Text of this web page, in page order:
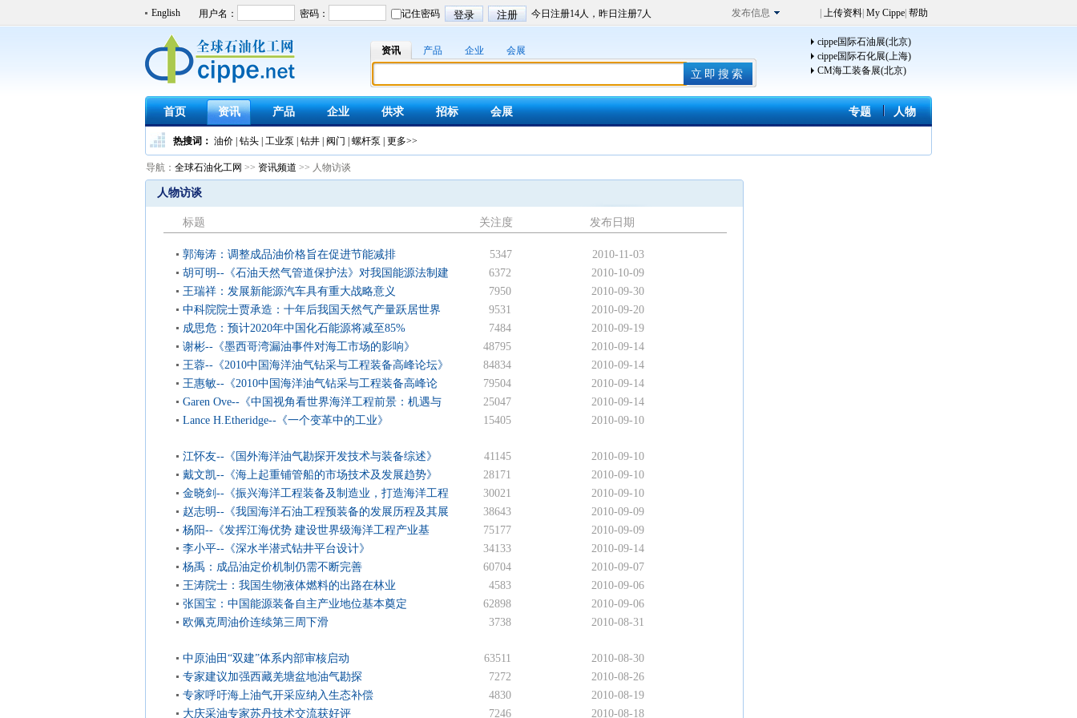
English 发布信息 上传资料 My Cippe 帮助
资讯 产品 企业 会展
cippe国际石油展(北京)
cippe国际石化展(上海)
CM海工装备展(北京)
首页 资讯 产品 企业 供求 招标 会展 专题 人物
热搜词： 油价| 钻头| 工业泵 钻井| 阀门 螺杆泵 更多>>
导航： 全球石油化工网 >> 资讯频道 >> 人物访谈
人物访谈
标题 关注度 发布日期
2010-11-03
5347
郭海涛：调整成品油价格旨在促进节能减排
2010-10-09
6372
胡可明--《石油天然气管道保护法》对我国能源法制建
设意义深远
2010-09-30
7950
王瑞祥：发展新能源汽车具有重大战略意义
2010-09-20
9531
中科院院士贾承造：十年后我国天然气产量跃居世界
前五
2010-09-19
7484
成思危：预计2020年中国化石能源将减至85%
2010-09-14
48795
谢彬--《墨西哥湾漏油事件对海工市场的影响》
2010-09-14
84834
王蓉--《2010中国海洋油气钻采与工程装备高峰论坛》
致词
2010-09-14
79504
王惠敏--《2010中国海洋油气钻采与工程装备高峰论
坛》致词
2010-09-14
25047
Garen Ove--《中国视角看世界海洋工程前景：机遇与
挑...
2010-09-10
15405
Lance H.Etheridge--《一个变革中的工业》
2010-09-10
41145
江怀友--《国外海洋油气勘探开发技术与装备综述》
2010-09-10
28171
戴文凯--《海上起重铺管船的市场技术及发展趋势》
2010-09-10
30021
金晓剑--《振兴海洋工程装备及制造业，打造海洋工程
装备强国》
2010-09-09
38643
赵志明--《我国海洋石油工程预装备的发展历程及其展
望》
2010-09-09
75177
杨阳--《发挥江海优势 建设世界级海洋工程产业基
地》
2010-09-14
34133
李小平--《深水半潜式钻井平台设计》
2010-09-07
60704
杨禹：成品油定价机制仍需不断完善
2010-09-06
4583
王涛院士：我国生物液体燃料的出路在林业
2010-09-06
62898
张国宝：中国能源装备自主产业地位基本奠定
2010-08-31
3738
欧佩克周油价连续第三周下滑
2010-08-30
63511
中原油田“双建”体系内部审核启动
2010-08-26
7272
专家建议加强西藏羌塘盆地油气勘探
2010-08-19
4830
专家呼吁海上油气开采应纳入生态补偿
2010-08-18
7246
大庆采油专家苏丹技术交流获好评